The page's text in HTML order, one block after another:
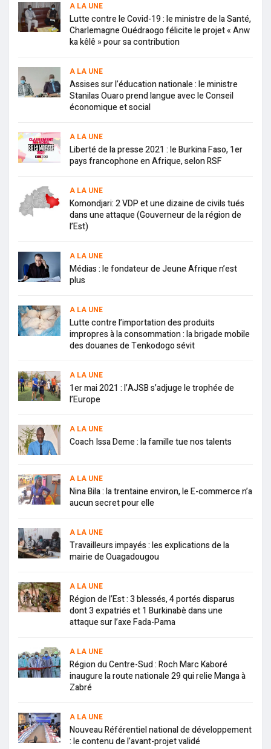
A LA UNE
Lutte contre le Covid-19 : le ministre de la Santé,
Charlemagne Ouédraogo félicite le projet « Anw
ka kêlê » pour sa contribution
A LA UNE
Assises sur l’éducation nationale : le ministre
Stanilas Ouaro prend langue avec le Conseil
économique et social
A LA UNE
Liberté de la presse 2021 : le Burkina Faso, 1er
pays francophone en Afrique, selon RSF
A LA UNE
Komondjari: 2 VDP et une dizaine de civils tués
dans une attaque (Gouverneur de la région de
l’Est)
A LA UNE
Médias : le fondateur de Jeune Afrique n’est
plus
A LA UNE
Lutte contre l’importation des produits
impropres à la consommation : la brigade mobile
des douanes de Tenkodogo sévit
A LA UNE
1er mai 2021 : l’AJSB s’adjuge le trophée de
l’Europe
A LA UNE
Coach Issa Deme : la famille tue nos talents
A LA UNE
Nina Bila : la trentaine environ, le E-commerce n’a
aucun secret pour elle
A LA UNE
Travailleurs impayés : les explications de la
mairie de Ouagadougou
A LA UNE
Région de l’Est : 3 blessés, 4 portés disparus
dont 3 expatriés et 1 Burkinabè dans une
attaque sur l’axe Fada-Pama
A LA UNE
Région du Centre-Sud : Roch Marc Kaboré
inaugure la route nationale 29 qui relie Manga à
Zabré
A LA UNE
Nouveau Référentiel national de développement
: le contenu de l’avant-projet validé